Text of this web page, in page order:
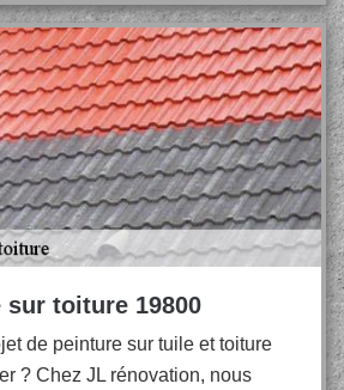
toiture 19800
de peinture sur tuile et toiture
? Chez JL rénovation, nous